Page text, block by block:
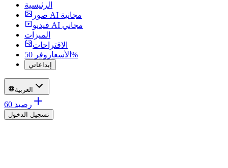
الرئيسية
صور AI مجانية
فيديو AI مجاني
الميزات
الاقتراحات
الأسعار وفر 50%
إبداعاتي
العربية
60 رصيد
تسجيل الدخول